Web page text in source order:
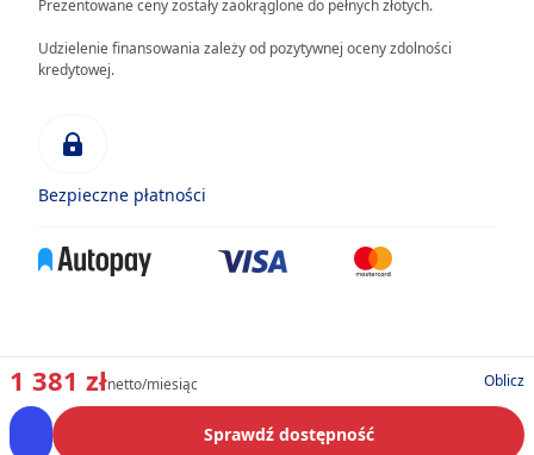
1 381 złnetto/miesiąc Oblicz
Sprawdź dostępność
Prezentowane ceny zostały zaokrąglone do pełnych złotych.
Udzielenie finansowania zależy od pozytywnej oceny zdolności
kredytowej.
Bezpieczne płatności